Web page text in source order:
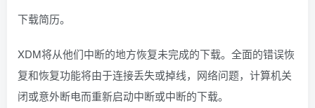
下载简历。
XDM将从他们中断的地方恢复未完成的下载。全面的错误恢
复和恢复功能将由于连接丢失或掉线，网络问题，计算机关
闭或意外断电而重新启动中断或中断的下载。